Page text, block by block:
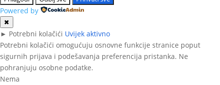
Powered by
✖
► Potrebni kolačići Uvijek aktivno
Potrebni kolačići omogućuju osnovne funkcije stranice poput
sigurnih prijava i podešavanja preferencija pristanka. Ne
pohranjuju osobne podatke.
Nema